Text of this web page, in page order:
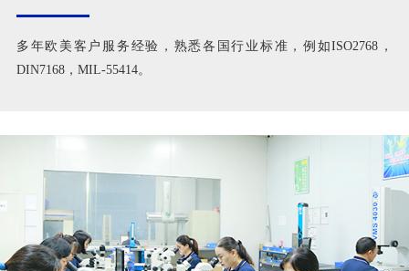
多年欧美客户服务经验，熟悉各国行业标准，例如ISO2768，
DIN7168，MIL-55414。